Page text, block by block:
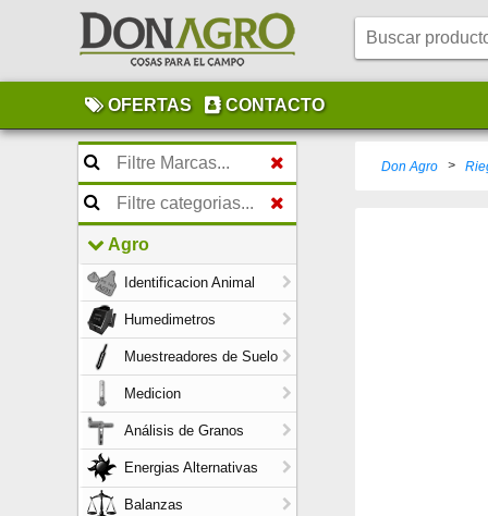
OFERTAS CONTACTO
Agro
Identificacion Animal
Humedimetros
Muestreadores de Suelo
Medicion
Análisis de Granos
Energias Alternativas
Balanzas
Don Agro >